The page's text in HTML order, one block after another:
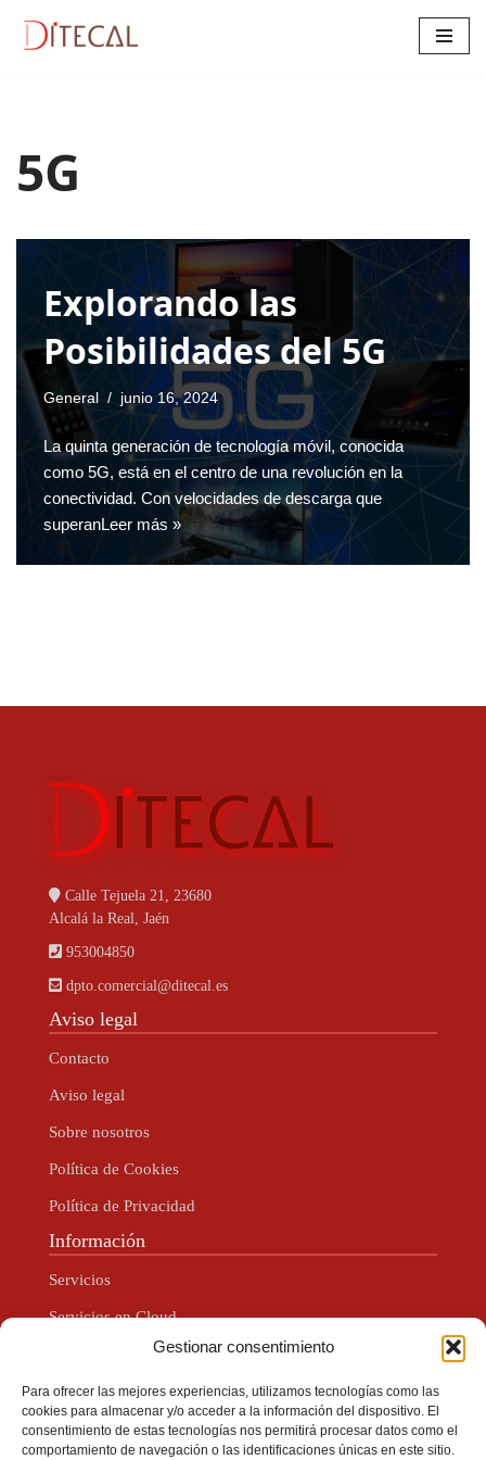
Gestionar consentimiento
Para ofrecer las mejores experiencias, utilizamos tecnologías como las
cookies para almacenar y/o acceder a la información del dispositivo. El
consentimiento de estas tecnologías nos permitirá procesar datos como el
comportamiento de navegación o las identificaciones únicas en este sitio.
5G
Explorando las
Posibilidades del 5G
General junio 16, 2024
La quinta generación de tecnología móvil, conocida
como 5G, está en el centro de una revolución en la
conectividad. Con velocidades de descarga que
superanLeer más »
Calle Tejuela 21, 23680
Alcalá la Real, Jaén
953004850
dpto.comercial@ditecal.es
Aviso legal
Contacto
Aviso legal
Sobre nosotros
Política de Cookies
Política de Privacidad
Información
Servicios
Servicios en Cloud
Servicios para Redes
Servicios Centralita Virtual
Servicios HSNM